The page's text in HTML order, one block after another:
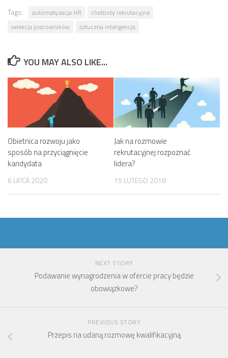
Tags: automatyzacja HR
chatboty rekrutacyjne
selekcja pracowników
sztuczna inteligencja
YOU MAY ALSO LIKE...
Obietnica rozwoju jako
sposób na przyciągnięcie
kandydata
6 LIPCA 2020
Jak na rozmowie
rekrutacyjnej rozpoznać
lidera?
15 LUTEGO 2018
NEXT STORY
Podawanie wynagrodzenia w ofercie pracy będzie
obowiązkowe?
PREVIOUS STORY
Przepis na udaną rozmowę kwalifikacyjną